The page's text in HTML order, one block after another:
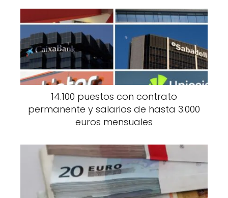
14.100 puestos con contrato
permanente y salarios de hasta 3.000
euros mensuales